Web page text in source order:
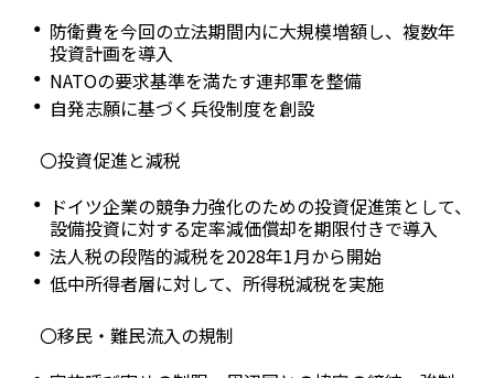
防衛費を今回の立法期間内に大規模増額し、複数年
投資計画を導入
NATOの要求基準を満たす連邦軍を整備
自発志願に基づく兵役制度を創設
〇投資促進と減税
ドイツ企業の競争力強化のための投資促進策として、
設備投資に対する定率減価償却を期限付きで導入
法人税の段階的減税を2028年1月から開始
低中所得者層に対して、所得税減税を実施
〇移民・難民流入の規制